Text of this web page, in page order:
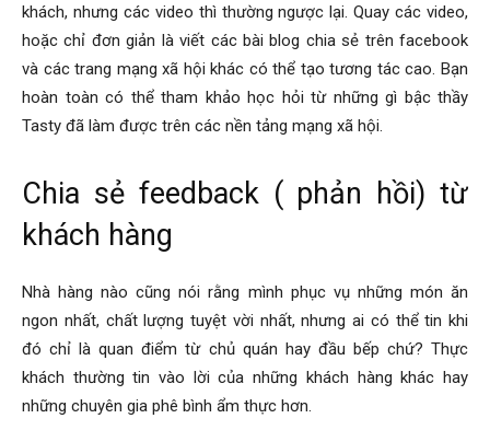
khách, nhưng các video thì thường ngược lại. Quay các video,
hoặc chỉ đơn giản là viết các bài blog chia sẻ trên facebook
và các trang mạng xã hội khác có thể tạo tương tác cao. Bạn
hoàn toàn có thể tham khảo học hỏi từ những gì bậc thầy
Tasty đã làm được trên các nền tảng mạng xã hội.
Chia sẻ feedback ( phản hồi) từ
khách hàng
Nhà hàng nào cũng nói rằng mình phục vụ những món ăn
ngon nhất, chất lượng tuyệt vời nhất, nhưng ai có thể tin khi
đó chỉ là quan điểm từ chủ quán hay đầu bếp chứ? Thực
khách thường tin vào lời của những khách hàng khác hay
những chuyên gia phê bình ẩm thực hơn.